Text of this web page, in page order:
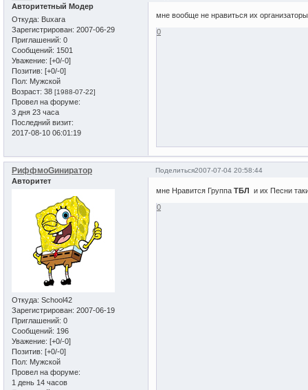
Авторитетный Модер
Откуда: Buxara
Зарегистрирован: 2007-06-29
Приглашений: 0
Сообщений: 1501
Уважение: [+0/-0]
Позитив: [+0/-0]
Пол: Мужской
Возраст: 38 [1988-07-22]
Провел на форуме:
3 дня 23 часа
Последний визит:
2017-08-10 06:01:19
мне вообще не нравиться их
0
Поделиться2007-07-04 20:58:44
РиффмоGиниратор
Авторитет
Откуда: School42
Зарегистрирован: 2007-06-19
Приглашений: 0
Сообщений: 196
Уважение: [+0/-0]
Позитив: [+0/-0]
Пол: Мужской
Провел на форуме:
1 день 14 часов
мне Нравится ГруппаТБЛ и их Песни
0